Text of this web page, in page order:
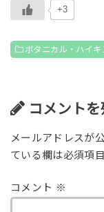
+3
ボタニカル・ハイキ
コメント
メールアドレスが
ている欄は必須項
コメント ※